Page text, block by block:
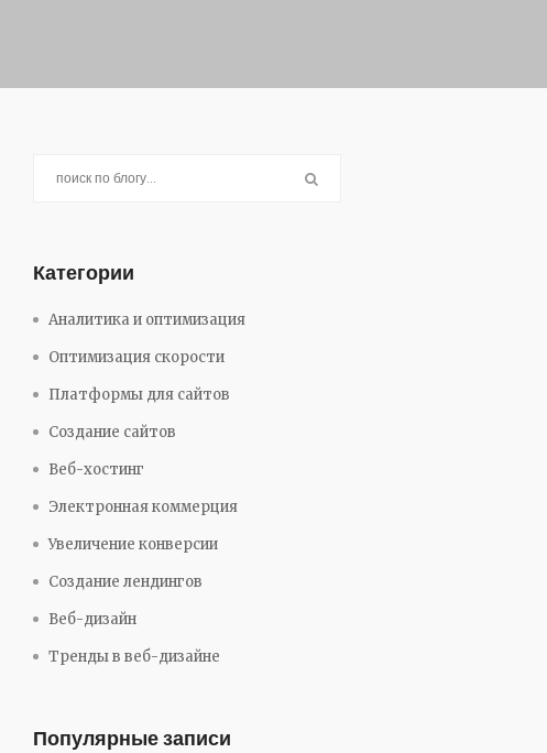
Категории
Аналитика и оптимизация
Оптимизация скорости
Платформы для сайтов
Создание сайтов
Веб-хостинг
Электронная коммерция
Увеличение конверсии
Создание лендингов
Веб-дизайн
Тренды в веб-дизайне
Популярные записи